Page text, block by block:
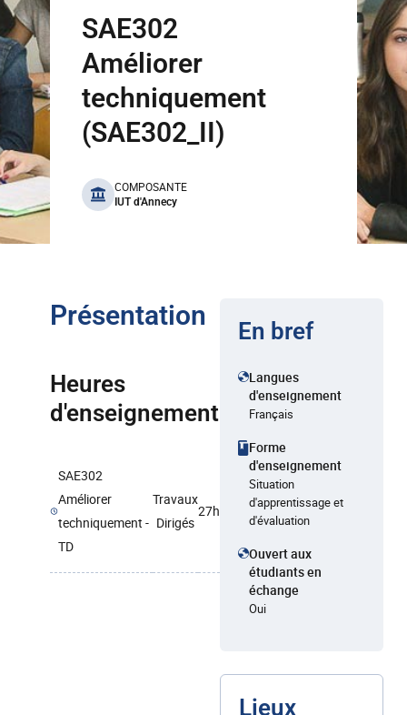
SAE302
Améliorer
techniquement
(SAE302_II)
benefits
COMPOSANTE
IUT d'Annecy
Présentation
Heures
d'enseignement
SAE302
Améliorer
techniquement -
TD
Travaux
Dirigés
27h
En bref
Langues
d'enseignement
Français
Forme
d'enseignement
Situation
d'apprentissage et
d'évaluation
Ouvert aux
étudiants en
échange
Oui
Lieux